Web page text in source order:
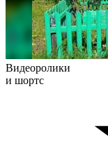
Видеоролики
и шортс